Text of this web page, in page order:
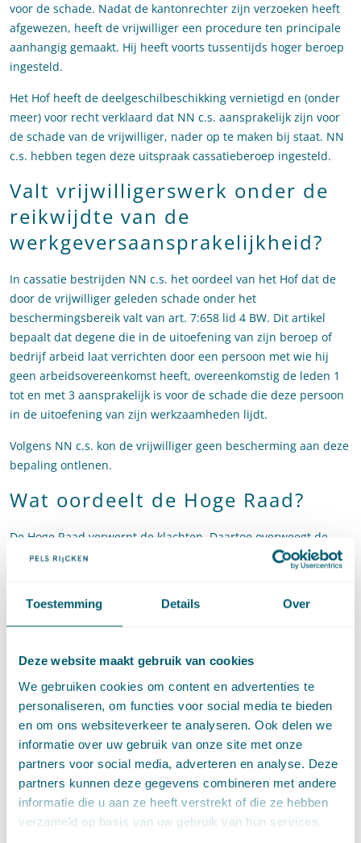
Toestemming Details Over
Deze website maakt gebruik van cookies
We gebruiken cookies om content en advertenties te
personaliseren, om functies voor social media te bieden
en om ons websiteverkeer te analyseren. Ook delen we
informatie over uw gebruik van onze site met onze
partners voor social media, adverteren en analyse. Deze
partners kunnen deze gegevens combineren met andere
informatie die u aan ze heeft verstrekt of die ze hebben
verzameld op basis van uw gebruik van hun services.
voor de schade. Nadat de kantonrechter zijn verzoeken heeft
afgewezen, heeft de vrijwilliger een procedure ten principale
aanhangig gemaakt. Hij heeft voorts tussentijds hoger beroep
ingesteld.
Het Hof heeft de deelgeschilbeschikking vernietigd en (onder
meer) voor recht verklaard dat NN c.s. aansprakelijk zijn voor
de schade van de vrijwilliger, nader op te maken bij staat. NN
c.s. hebben tegen deze uitspraak cassatieberoep ingesteld.
Valt vrijwilligerswerk onder de
reikwijdte van de
werkgeversaansprakelijkheid?
In cassatie bestrijden NN c.s. het oordeel van het Hof dat de
door de vrijwilliger geleden schade onder het
beschermingsbereik valt van art. 7:658 lid 4 BW. Dit artikel
bepaalt dat degene die in de uitoefening van zijn beroep of
bedrijf arbeid laat verrichten door een persoon met wie hij
geen arbeidsovereenkomst heeft, overeenkomstig de leden 1
tot en met 3 aansprakelijk is voor de schade die deze persoon
in de uitoefening van zijn werkzaamheden lijdt.
Volgens NN c.s. kon de vrijwilliger geen bescherming aan deze
bepaling ontlenen.
Wat oordeelt de Hoge Raad?
De Hoge Raad verwerpt de klachten. Daartoe overweegt de
Hoge Raad dat uit de wetsgeschiedenis blijkt dat art. 7:658 lid
zorgverplichtingen, in een met een werknemer vergelijkbare
voor toepassing leent indien de persoon die buiten
dienstbetrekking werkzaamheden verricht, voor de zorg voor
zijn veiligheid (mede) afhankelijk is van degene voor wie hij die
werkzaamheden verricht. Of dit het geval is, hangt af van de
omstandigheden van het geval.
Hierbij zijn onder meer de feitelijke verhouding tussen
betrokkenen en de aard van de verrichte werkzaamheden van
belang. Ook de mate waarin de ‘werkgever’, al dan niet door
middel van hulppersonen, invloed heeft op de